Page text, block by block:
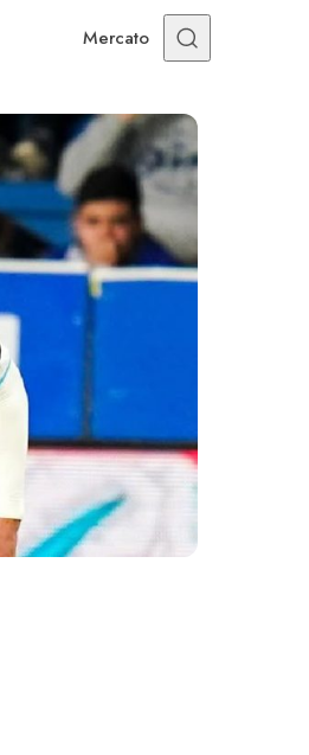
Mercato